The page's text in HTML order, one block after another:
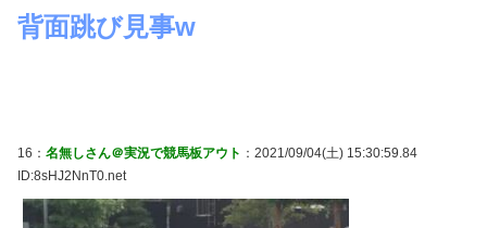
背面跳び見事w
16： 名無しさん＠実況で競馬板アウト ：2021/09/04(土) 15:30:59.84
ID:8sHJ2NnT0.net